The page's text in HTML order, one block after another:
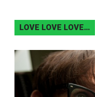
LOVE LOVE LOVE…